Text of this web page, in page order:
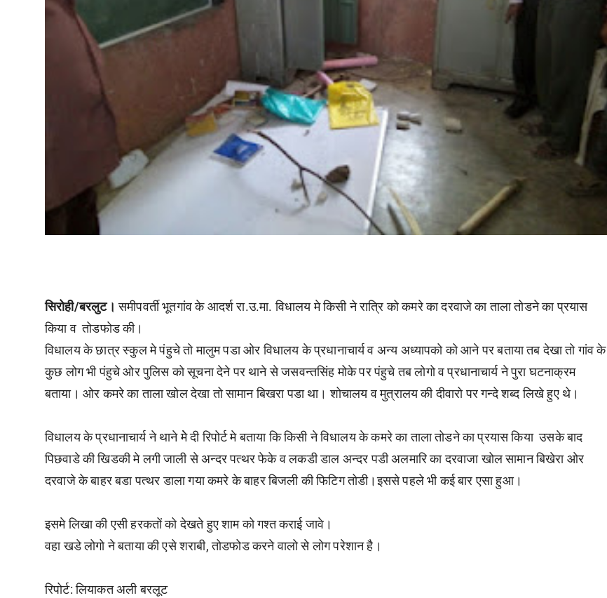
सिरोही/बरलुट।समीपवर्ती भूतगांव के आदर्श रा.उ.मा. विधालय मे किसी नेरात्रिको कमरे का दरवाजे का ताला तोडने का प्रयास
किया व तोडफोड की।
विधालय के छात्र स्कुल मे पंहुचे तो मालुम पडा ओर विधालय के प्रधानाचार्य व अन्य अध्यापको को आने पर बताया तब देखा तो गांव के
कुछ लोग भी पंहुचे ओर पुलिस को सूचना देने पर थाने से जसवन्तसिंह मोके पर पंहुचे तब लोगो व प्रधानाचार्य ने पुरा घटनाक्रम
बताया। ओर कमरे का ताला खोल देखा तो सामान बिखरा पडा था। शोचालय व मुत्रालय की दीवारो पर गन्दे शब्द लिखे हुए थे।
विधालय के प्रधानाचार्य ने थाने मेे दी रिपोर्ट मे बताया कि किसी ने विधालय के कमरे का ताला तोडने का प्रयास किया उसके बाद
पिछवाडे की खिडकी मे लगी जाली से अन्दर पत्थर फेके व लकडी डाल अन्दर पडी अलमारि का दरवाजा खोल सामान बिखेरा ओर
दरवाजे के बाहर बडा पत्थर डाला गया कमरे के बाहर बिजली की फिटिग तोडी।इससे पहले भी कई बार एसा हुआ।
इसमे लिखा की एसी हरकतों को देखते हुए शाम को गश्त कराई जावे।
वहा खडे लोगो ने बताया की एसे शराबी, तोडफोड करने वालो से लोग परेशान है।
रिपोर्ट: लियाकत अली बरलूट